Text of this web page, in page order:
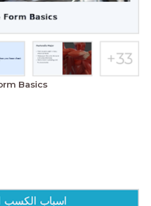
Basics